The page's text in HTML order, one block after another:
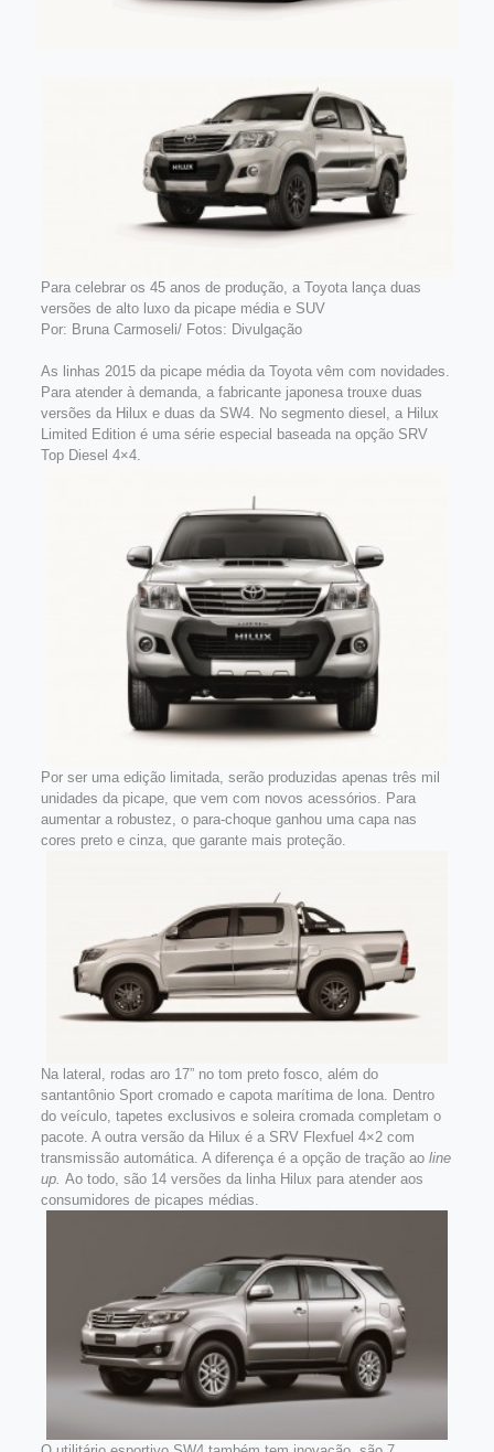
Para celebrar os 45 anos de produção, a Toyota lança duas
versões de alto luxo da picape média e SUV
Por: Bruna Carmoseli/ Fotos: Divulgação
As linhas 2015 da picape média da Toyota vêm com novidades.
Para atender à demanda, a fabricante japonesa trouxe duas
versões da Hilux e duas da SW4. No segmento diesel, a Hilux
Limited Edition é uma série especial baseada na opção SRV
Top Diesel 4×4.
Por ser uma edição limitada, serão produzidas apenas três mil
unidades da picape, que vem com novos acessórios. Para
aumentar a robustez, o para-choque ganhou uma capa nas
cores preto e cinza, que garante mais proteção.
Na lateral, rodas aro 17” no tom preto fosco, além do
santantônio Sport cromado e capota marítima de lona. Dentro
do veículo, tapetes exclusivos e soleira cromada completam o
pacote. A outra versão da Hilux é a SRV Flexfuel 4×2 com
transmissão automática. A diferença é a opção de tração ao line
up. Ao todo, são 14 versões da linha Hilux para atender aos
consumidores de picapes médias.